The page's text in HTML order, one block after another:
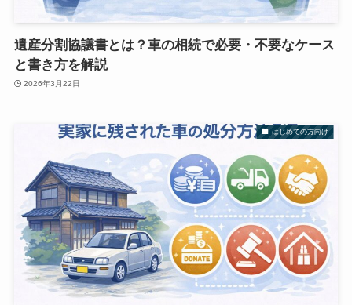
遺産分割協議書とは？車の相続で必要・不要なケース
と書き方を解説
2026年3月22日
はじめての方向け